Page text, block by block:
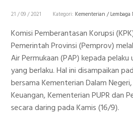
21 / 09 / 2021 Kategori: Kementerian / Lembaga
Komisi Pemberantasan Korupsi
Pemerintah Provinsi (Pemprov)
Air Permukaan (PAP) kepada
yang berlaku. Hal ini disampaikan
bersama Kementerian Dalam
Keuangan, Kementerian PUPR dan
secara daring pada Kamis (16/9).